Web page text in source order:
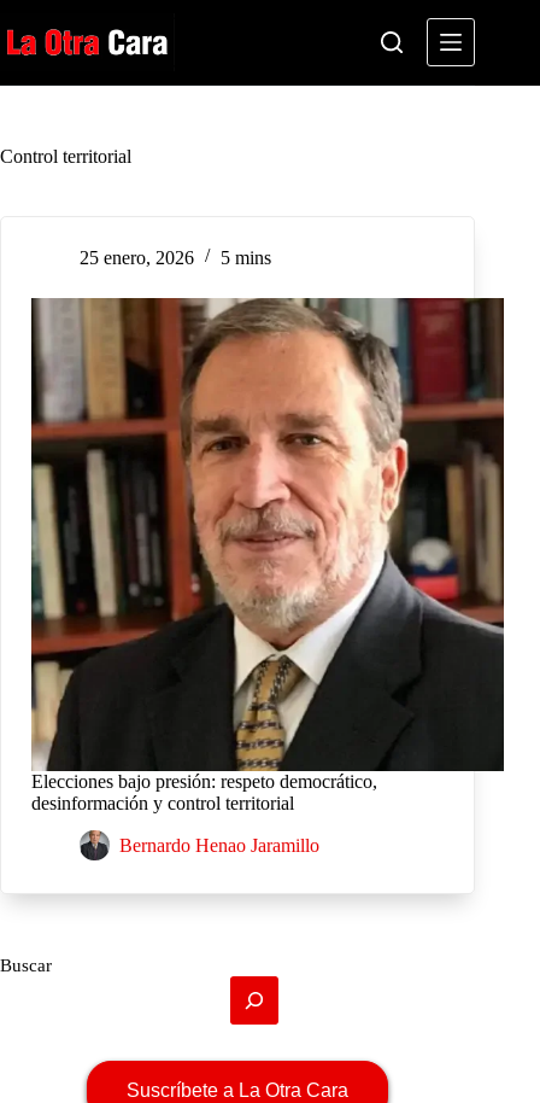
al
contenido
Control territorial
25 enero, 2026 5 mins
Elecciones bajo presión: respeto democrático,
desinformación y control territorial
Bernardo Henao Jaramillo
Buscar
Suscríbete a La Otra Cara